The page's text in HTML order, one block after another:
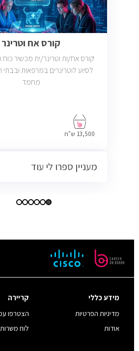
קורס אח וטרינר
קורס אח/ות וטרינר/ית מכשיר
לסיוע לוטרינרים במרפאות ובבתי
מחמד
13,500 ש"ח
מעניין ספרו לי עוד
מידע כללי
מדיניות הפרטיות
אודות
קריירה
הצטרפו
לוח